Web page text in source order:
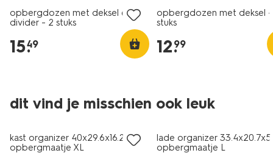
opbergdozen met deksel en
divider - 2 stuks
15.
49
opbergdozen met deksel
stuks
12.
99
dit vind je misschien ook leuk
30% korting
alleen online
kast organizer 40x29.6x16.2cm
opbergmaatje XL
30% korting
alleen online
lade organizer
opbergmaatje L